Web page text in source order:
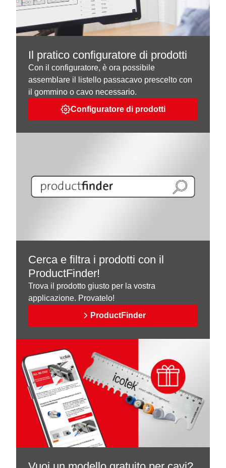
Il pratico configuratore di prodotti
Con il configuratore, è ora possibile
assemblare il listello passacavo prescelto con
il gommino o cavo necessario.
Configuratore di prodotti
Cerca e filtra i prodotti con il
ProductFinder!
Trova il prodotto giusto per la vostra
applicazione. Provatelo!
ProductFinder